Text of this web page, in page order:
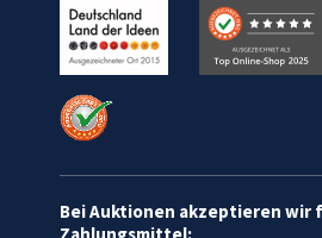
Bei Auktionen akzeptieren wir
Zahlungsmittel: